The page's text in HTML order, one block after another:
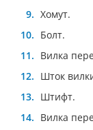
Хомут.
Болт.
Вилка
Шток
Штифт.
Вилка